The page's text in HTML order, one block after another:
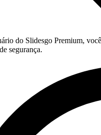
do Slidesgo Premium,
segurança.